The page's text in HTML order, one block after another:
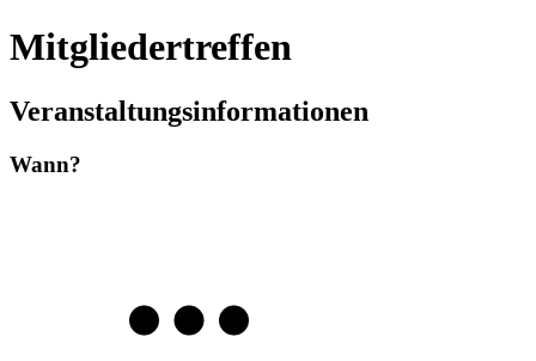
Mitgliedertreffen
Veranstaltungsinformationen
Wann?